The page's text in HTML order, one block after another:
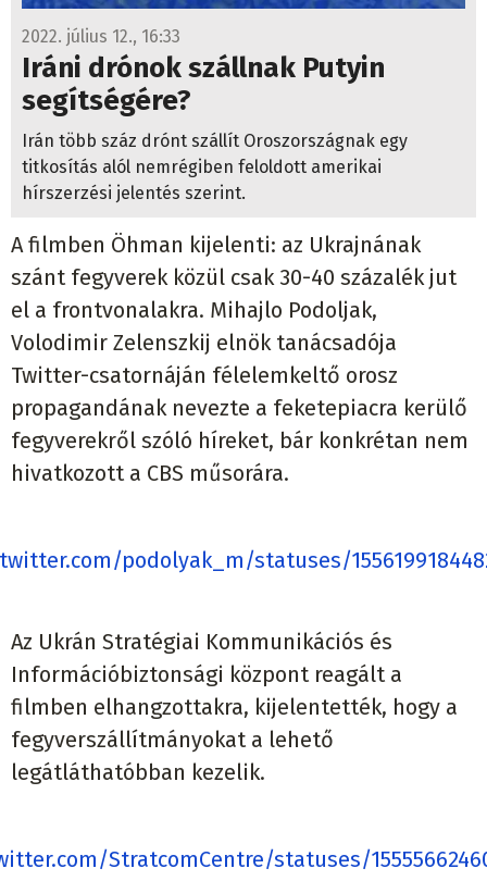
2022. július 12., 16:33
Iráni drónok szállnak Putyin
segítségére?
Irán több száz drónt szállít Oroszországnak egy
titkosítás alól nemrégiben feloldott amerikai
hírszerzési jelentés szerint.
szánt fegyverek közül csak 30-40 százalék jut
el a frontvonalakra. Mihajlo Podoljak,
Volodimir Zelenszkij elnök tanácsadója
Twitter-csatornáján félelemkeltő orosz
propagandának nevezte a feketepiacra kerülő
fegyverekről szóló híreket, bár konkrétan nem
hivatkozott a CBS műsorára.
Információbiztonsági központ reagált a
filmben elhangzottakra, kijelentették, hogy a
fegyverszállítmányokat a lehető
legátláthatóbban kezelik.